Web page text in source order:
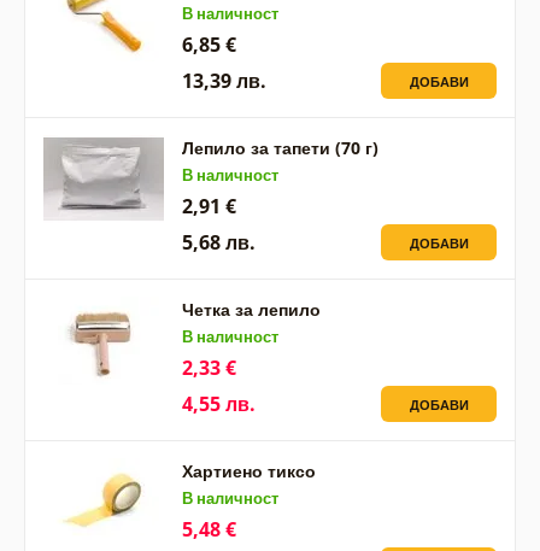
В наличност
6,85 €
13,39 лв.
ДОБАВИ
Лепило за тапети (70 г)
В наличност
2,91 €
5,68 лв.
ДОБАВИ
Четка за лепило
В наличност
2,33 €
4,55 лв.
ДОБАВИ
Хартиено тиксо
В наличност
5,48 €